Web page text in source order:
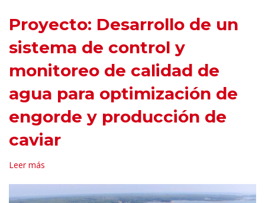
Proyecto: Desarrollo de un
sistema de control y
monitoreo de calidad de
agua para optimización de
engorde y producción de
caviar
Leer más